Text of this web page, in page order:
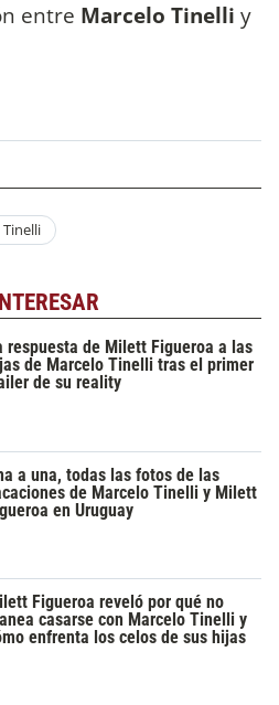
entre Marcelo Tinelli y
respuesta de Milett Figueroa a las
de Marcelo Tinelli tras el primer
de su reality
a una, todas las fotos de las
de Marcelo Tinelli y Milett
en Uruguay
Figueroa reveló por qué no
casarse con Marcelo Tinelli y
enfrenta los celos de sus hijas